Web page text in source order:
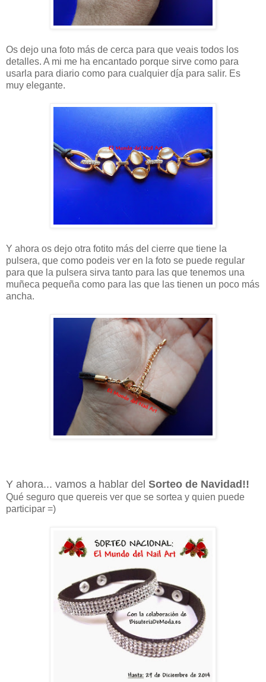
Os dejo una foto más de cerca para que veais todos los
detalles. A mi me ha encantado porque sirve como para
usarla para diario como para cualquier día para salir. Es
muy elegante.
Y ahora os dejo otra fotito más del cierre que tiene la
pulsera, que como podeis ver en la foto se puede regular
para que la pulsera sirva tanto para las que tenemos una
muñeca pequeña como para las que las tienen un poco más
ancha.
Y ahora... vamos a hablar del Sorteo de Navidad!!
Qué seguro que quereis ver que se sortea y quien puede
participar =)